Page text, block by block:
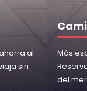
al
sin
Más
del